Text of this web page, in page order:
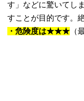
す」などに驚いてし
すことが目的です。
・危険度は★★★ （